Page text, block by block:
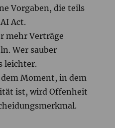
Vorgaben, die teils
Act.
mehr Verträge
Wer sauber
leichter.
Moment, in dem
ist, wird Offenheit